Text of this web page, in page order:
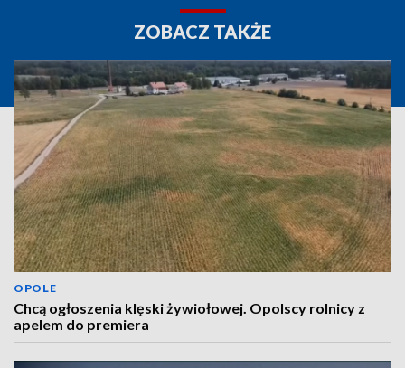
ZOBACZ TAKŻE
OPOLE
Chcą ogłoszenia klęski żywiołowej. Opolscy rolnicy z
apelem do premiera